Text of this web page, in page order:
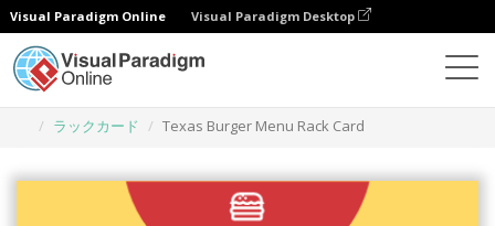
Visual Paradigm Online Visual Paradigm Desktop
ラックカード
Texas Burger Menu Rack Card